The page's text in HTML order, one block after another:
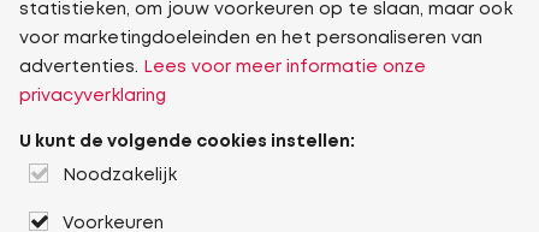
statistieken, om jouw voorkeuren op te slaan, maar ook
voor marketingdoeleinden en het personaliseren van
advertenties.
Lees voor meer informatie onze
privacyverklaring
U kunt de volgende cookies instellen:
Noodzakelijk
Voorkeuren